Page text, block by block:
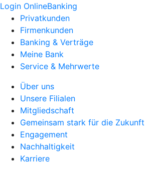
Login OnlineBanking
Privatkunden
Firmenkunden
Banking & Verträge
Meine Bank
Service & Mehrwerte
Über uns
Unsere Filialen
Mitgliedschaft
Gemeinsam stark für die Zukunft
Engagement
Nachhaltigkeit
Karriere